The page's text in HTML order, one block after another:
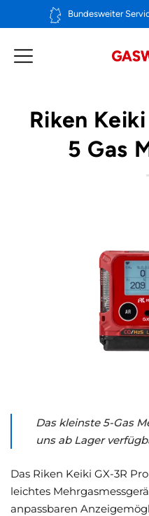
Inhalt
Bundesweiter
Riken
5 Gas
Das kleinste 5-Gas
uns ab Lager
Das Riken Keiki GX-3R
leichtes
anpassbaren